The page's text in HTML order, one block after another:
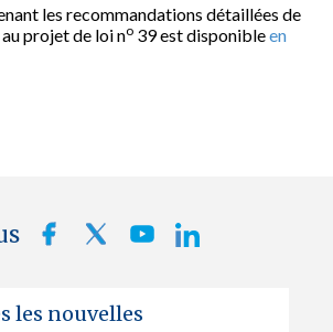
les recommandations détaillées de
projet de loi no 39 est disponibleen
les nouvelles